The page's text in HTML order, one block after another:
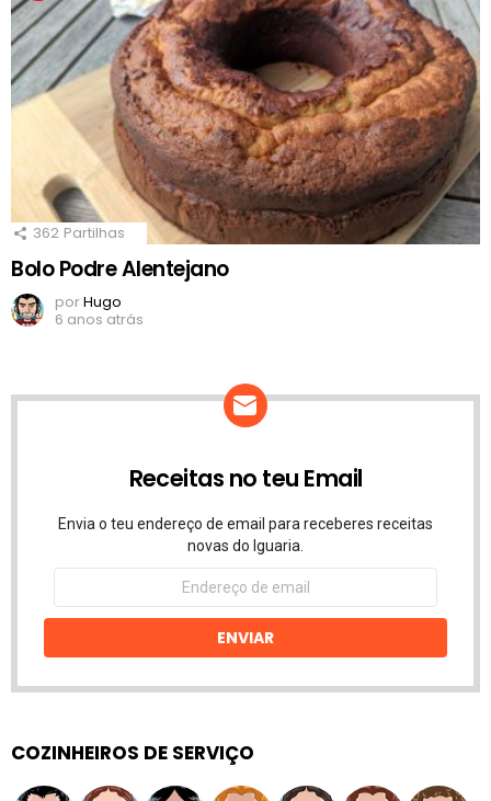
362 Partilhas
Bolo Podre Alentejano
porHugo
6 anos atrás
Receitas no teu Email
Envia o teu endereço de email para receberes receitas
novas do Iguaria.
Endereço
email
ENVIAR
COZINHEIROS DE SERVIÇO